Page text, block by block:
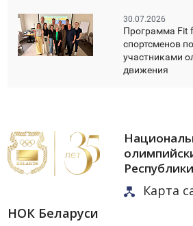
30.07.2026
Программа Fit
спортсменов
участниками
движения
Карта
НОК Беларуси